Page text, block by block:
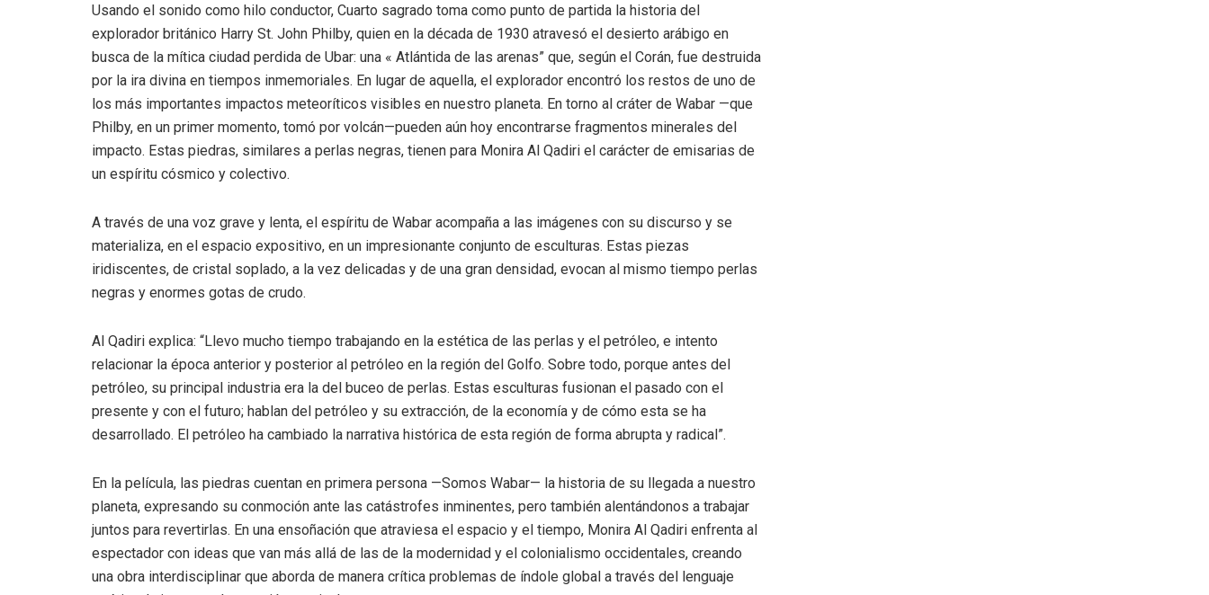
Usando el sonido como hilo conductor, Cuarto sagrado toma como punto de partida la historia del
explorador británico Harry St. John Philby, quien en la década de 1930 atravesó el desierto arábigo en
busca de la mítica ciudad perdida de Ubar: una « Atlántida de las arenas” que, según el Corán, fue destruida
por la ira divina en tiempos inmemoriales. En lugar de aquella, el explorador encontró los restos de uno de
los más importantes impactos meteoríticos visibles en nuestro planeta. En torno al cráter de Wabar —que
Philby, en un primer momento, tomó por volcán—pueden aún hoy encontrarse fragmentos minerales del
impacto. Estas piedras, similares a perlas negras, tienen para Monira Al Qadiri el carácter de emisarias de
un espíritu cósmico y colectivo.
A través de una voz grave y lenta, el espíritu de Wabar acompaña a las imágenes con su discurso y se
materializa, en el espacio expositivo, en un impresionante conjunto de esculturas. Estas piezas
iridiscentes, de cristal soplado, a la vez delicadas y de una gran densidad, evocan al mismo tiempo perlas
negras y enormes gotas de crudo.
Al Qadiri explica: “Llevo mucho tiempo trabajando en la estética de las perlas y el petróleo, e intento
relacionar la época anterior y posterior al petróleo en la región del Golfo. Sobre todo, porque antes del
petróleo, su principal industria era la del buceo de perlas. Estas esculturas fusionan el pasado con el
presente y con el futuro; hablan del petróleo y su extracción, de la economía y de cómo esta se ha
desarrollado. El petróleo ha cambiado la narrativa histórica de esta región de forma abrupta y radical”.
En la película, las piedras cuentan en primera persona —Somos Wabar— la historia de su llegada a nuestro
planeta, expresando su conmoción ante las catástrofes inminentes, pero también alentándonos a trabajar
juntos para revertirlas. En una ensoñación que atraviesa el espacio y el tiempo, Monira Al Qadiri enfrenta al
espectador con ideas que van más allá de las de la modernidad y el colonialismo occidentales, creando
una obra interdisciplinar que aborda de manera crítica problemas de índole global a través del lenguaje